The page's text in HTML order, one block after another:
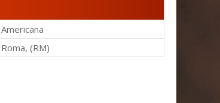
Americana
Roma, (RM)